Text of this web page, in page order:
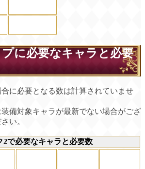
に必要なキャラと必要
に必要となる数は計算されていませ
備対象キャラが最新でない場合がござ
い。
2で必要なキャラと必要数